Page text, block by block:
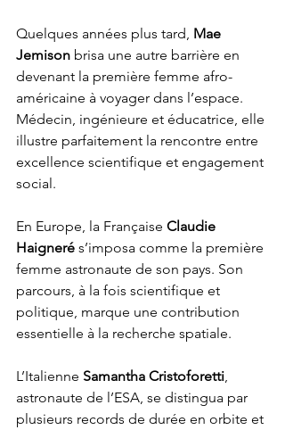
Quelques années plus tard, Mae
Jemison brisa une autre barrière en
devenant la première femme afro-
américaine à voyager dans l’espace.
Médecin, ingénieure et éducatrice, elle
illustre parfaitement la rencontre entre
excellence scientifique et engagement
social.
En Europe, la Française Claudie
Haigneré s’imposa comme la première
femme astronaute de son pays. Son
parcours, à la fois scientifique et
politique, marque une contribution
essentielle à la recherche spatiale.
L’Italienne Samantha Cristoforetti
astronaute de l’ESA, se distingua par
plusieurs records de durée en orbite et